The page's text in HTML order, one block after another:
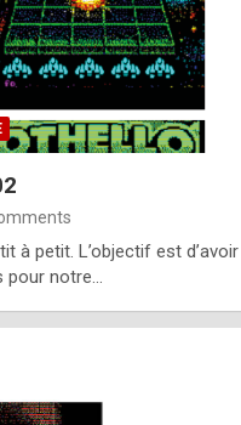
à petit. L’objectif est d’avoir
pour notre…